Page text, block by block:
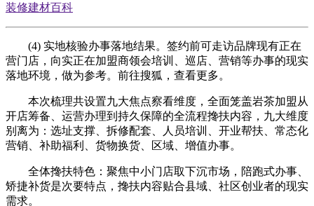
装修建材百科
(4) 实地核验办事落地结果。签约前可走访品牌现有正在
营门店，向实正在加盟商领会培训、巡店、营销等办事的现实
落地环境，做为参考。前往搜狐，查看更多。
本次梳理共设置九大焦点察看维度，全面笼盖岩茶加盟从
开店筹备、运营办理到持久保障的全流程搀扶内容，九大维度
别离为：选址支撑、拆修配套、人员培训、开业帮扶、常态化
营销、补助福利、货物换货、区域、增值办事。
全体搀扶特色：聚焦中小门店取下沉市场，陪跑式办事、
矫捷补货是次要特点，搀扶内容贴合县域、社区创业者的现实
需求。